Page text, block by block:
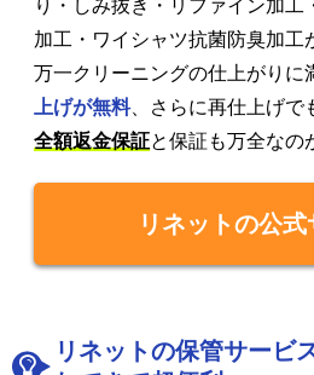
り・しみ抜き・リファイン加工
加工・ワイシャツ抗菌防臭加工
万一クリーニングの仕上がりに
上げが無料、さらに再仕上げで
全額返金保証と保証も万全なの
リネットの公
リネットの保管サービ